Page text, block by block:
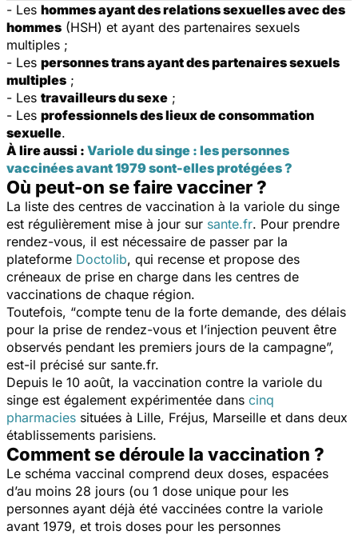
- Les hommes ayant des relations sexuelles avec des
hommes (HSH) et ayant des partenaires sexuels
multiples ;
- Les personnes trans ayant des partenaires sexuels
multiples ;
- Les travailleurs du sexe ;
- Les professionnels des lieux de consommation
sexuelle.
À lire aussi : Variole du singe : les personnes
vaccinées avant 1979 sont-elles protégées ?
Où peut-on se faire vacciner ?
La liste des centres de vaccination à la variole du singe
est régulièrement mise à jour sur sante.fr. Pour prendre
rendez-vous, il est nécessaire de passer par la
plateforme Doctolib, qui recense et propose des
créneaux de prise en charge dans les centres de
vaccinations de chaque région.
Toutefois, “compte tenu de la forte demande, des délais
pour la prise de rendez-vous et l’injection peuvent être
observés pendant les premiers jours de la campagne”,
est-il précisé sur sante.fr.
Depuis le 10 août, la vaccination contre la variole du
singe est également expérimentée dans cinq
pharmacies situées à Lille, Fréjus, Marseille et dans deux
établissements parisiens.
Comment se déroule la vaccination ?
Le schéma vaccinal comprend deux doses, espacées
d’au moins 28 jours (ou 1 dose unique pour les
personnes ayant déjà été vaccinées contre la variole
avant 1979, et trois doses pour les personnes